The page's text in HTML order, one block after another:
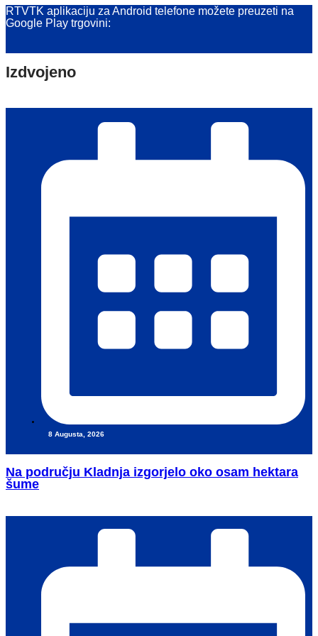
RTVTK aplikaciju za Android telefone možete preuzeti na
Google Play trgovini:
Izdvojeno
8 Augusta, 2026
Na području Kladnja izgorjelo oko osam hektara
šume